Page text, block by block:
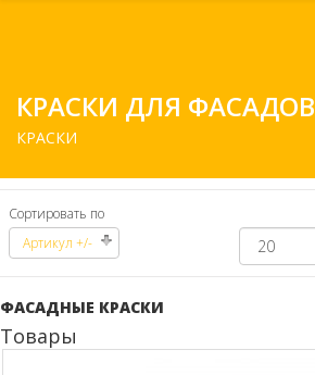
КРАСКИ ДЛЯ ФАСАДОВ
КРАСКИ
Сортировать по
Артикул +/-
ФАСАДНЫЕ КРАСКИ
Товары